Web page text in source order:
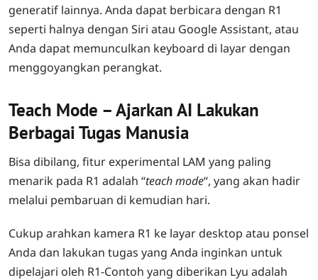
generatif lainnya. Anda dapat berbicara dengan R1
seperti halnya dengan Siri atau Google Assistant, atau
Anda dapat memunculkan keyboard di layar dengan
menggoyangkan perangkat.
Teach Mode – Ajarkan AI Lakukan
Berbagai Tugas Manusia
Bisa dibilang, fitur experimental LAM yang paling
menarik pada R1 adalah “teach mode“, yang akan hadir
melalui pembaruan di kemudian hari.
Cukup arahkan kamera R1 ke layar desktop atau ponsel
Anda dan lakukan tugas yang Anda inginkan untuk
dipelajari oleh R1-Contoh yang diberikan Lyu adalah